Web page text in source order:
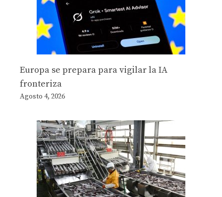
Europa se prepara para vigilar la IA
fronteriza
Agosto 4, 2026